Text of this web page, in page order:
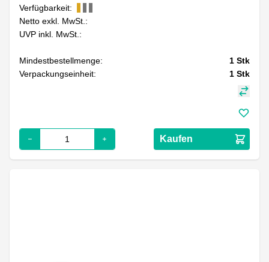
Verfügbarkeit:
Netto exkl. MwSt.:
UVP inkl. MwSt.:
Mindestbestellmenge: 1 Stk
Verpackungseinheit:
1 Stk
Kaufen